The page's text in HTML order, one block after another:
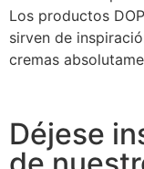
Los productos
sirven de
cremas
Déjese